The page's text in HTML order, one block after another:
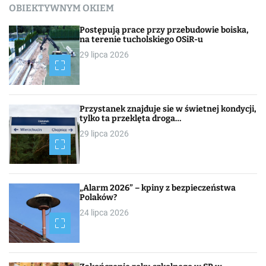
OBIEKTYWNYM OKIEM
Postępują prace przy przebudowie boiska,
na terenie tucholskiego OSiR-u
29 lipca 2026
Przystanek znajduje sie w świetnej kondycji,
tylko ta przeklęta droga…
29 lipca 2026
„Alarm 2026” – kpiny z bezpieczeństwa
Polaków?
24 lipca 2026